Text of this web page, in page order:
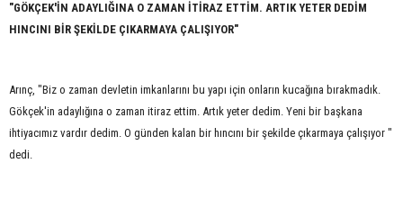
"GÖKÇEK'İN ADAYLIĞINA O ZAMAN İTİRAZ ETTİM. ARTIK YETER DEDİM
HINCINI BİR ŞEKİLDE ÇIKARMAYA ÇALIŞIYOR"
Arınç, "Biz o zaman devletin imkanlarını bu yapı için onların kucağına bırakmadık.
Gökçek'in adaylığına o zaman itiraz ettim. Artık yeter dedim. Yeni bir başkana
ihtiyacımız vardır dedim. O günden kalan bir hıncını bir şekilde çıkarmaya çalışıyor "
dedi.